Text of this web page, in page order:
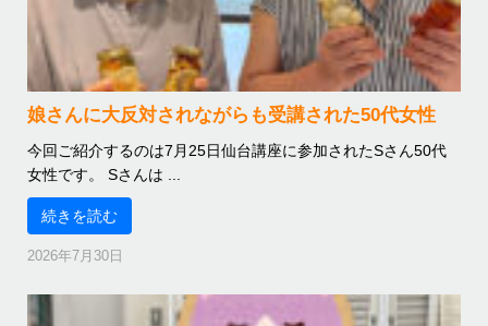
娘さんに大反対されながらも受講された50代女性
今回ご紹介するのは7月25日仙台講座に参加されたSさん50代
女性です。 Sさんは ...
続きを読む
2026年7月30日